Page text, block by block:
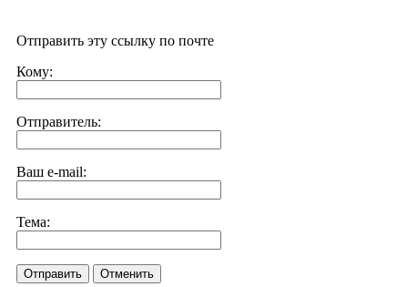
Отправить эту ссылку по почте
Кому:
Отправитель:
Ваш e-mail:
Тема:
Отправить Отменить